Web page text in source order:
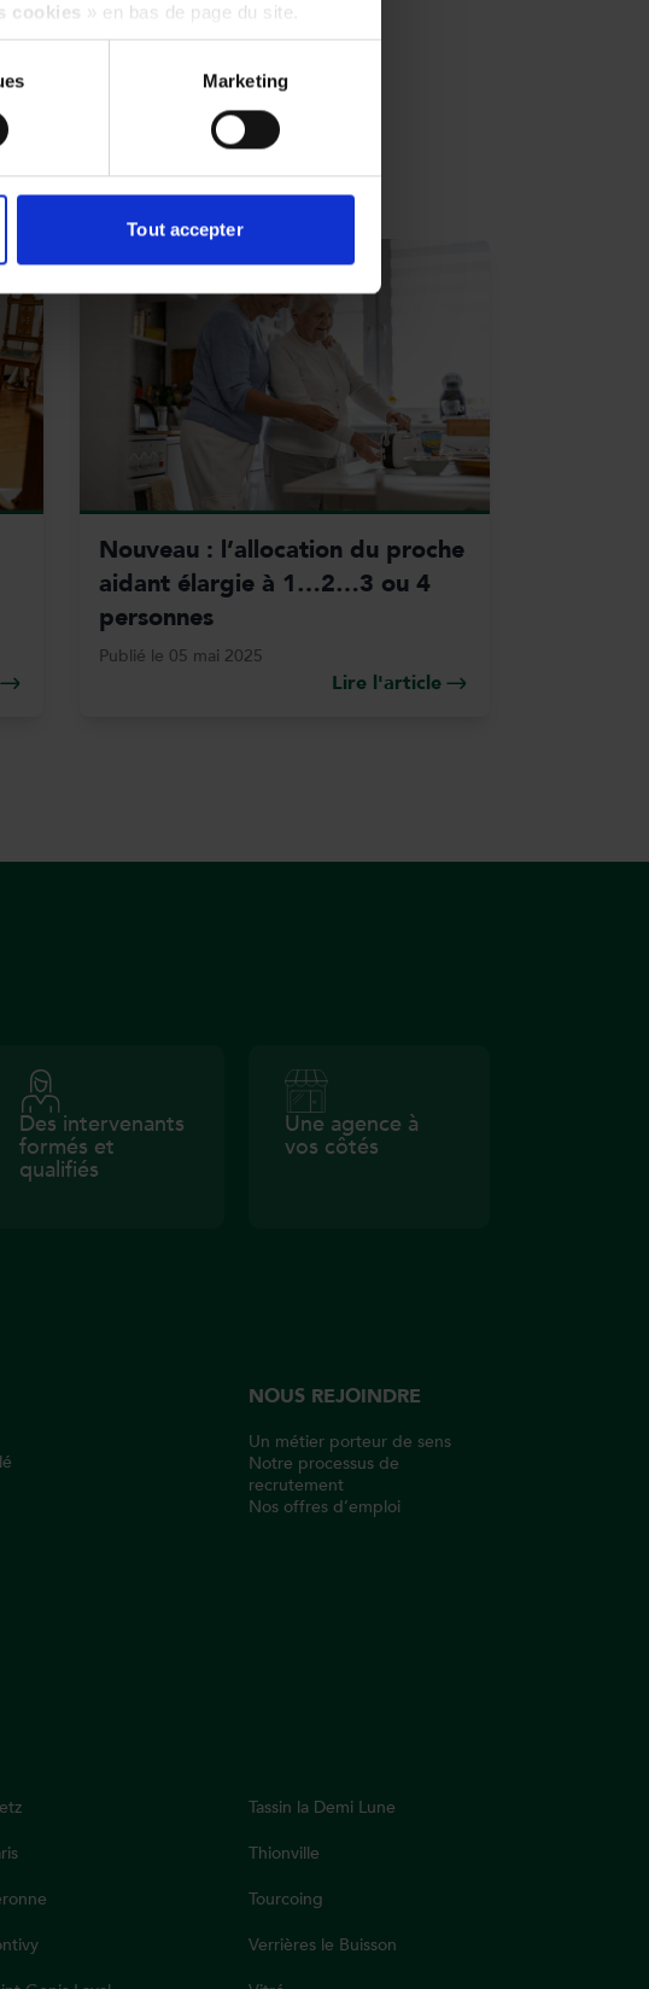
cookies » en bas de page du site.
Marketing
Tout accepter
Nouveau : l’allocation du proche
aidant élargie à 1…2…3 ou 4
personnes
Publié le 05 mai 2025
Lire l'article
Des intervenants
formés et
qualifiés
Une agence à
vos côtés
NOUS REJOINDRE
Un métier porteur de sens
Notre processus de
recrutement
Nos offres d’emploi
Tassin la Demi Lune
Thionville
Tourcoing
Verrières le Buisson